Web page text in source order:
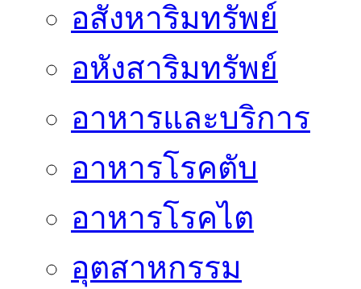
อสังหาริมทรัพย์
อหังสาริมทรัพย์
อาหารและบริการ
อาหารโรคตับ
อาหารโรคไต
อุตสาหกรรม